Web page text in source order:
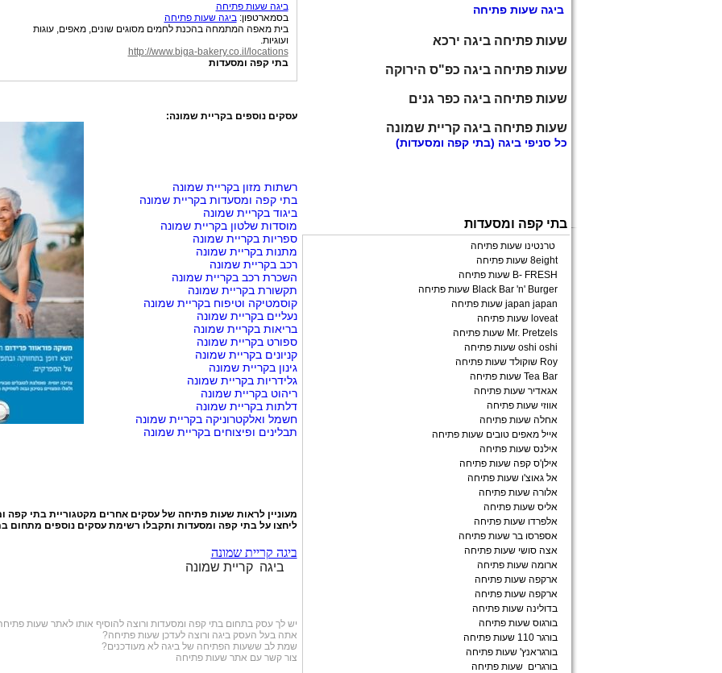
ביגה שעות פתיחה
בסמארטפון:ביגה שעות פתיחה
בית מאפה המתמחה בהכנת לחמים מסוגים שונים, מאפים, עוגות
ועוגיות.
http://www.biga-bakery.co.il/locations
בתי קפה ומסעדות
עסקים נוספים בקריית שמונה:
רשתות מזון בקריית שמונה
בתי קפה ומסעדות בקריית שמונה
ביגוד בקריית שמונה
מוסדות שלטון בקריית שמונה
ספריות בקריית שמונה
מתנות בקריית שמונה
רכב בקריית שמונה
השכרת רכב בקריית שמונה
תקשורת בקריית שמונה
קוסמטיקה וטיפוח בקריית שמונה
נעליים בקריית שמונה
בריאות בקריית שמונה
ספורט בקריית שמונה
קניונים בקריית שמונה
גינון בקריית שמונה
גלידריות בקריית שמונה
ריהוט בקריית שמונה
דלתות בקריית שמונה
חשמל ואלקטרוניקה בקריית שמונה
תבלינים ופיצוחים בקריית שמונה
מעוניין לראות שעות פתיחה של עסקים אחרים מקטגורייתבתי קפה
ליחצו עלבתי קפה ומסעדות ותקבלו רשימת עסקים נוספים מתחום
ביגה קריית שמונה
ביגה קריית שמונה
יש לך עסק בתחוםבתי קפה ומסעדות ורוצה להוסיף אותו לאתר שעות
אתה בעל העסק ביגה ורוצה לעדכן שעות פתיחה?
שמת לב ששעות הפתיחה של ביגה לא מעודכנים?
צור קשר עם אתר שעות פתיחה
ביגה שעות פתיחה
שעות פתיחה ביגה ירכא
שעות פתיחה ביגה כפ"ס הירוקה
שעות פתיחה ביגה כפר גנים
שעות פתיחה ביגה קריית שמונה
כל סניפי ביגה (בתי קפה ומסעדות)
בתי קפה ומסעדות
טרנטינו שעות פתיחה
8eight שעות פתיחה
B- FRESH שעות פתיחה
Black Bar 'n' Burger שעות פתיחה
japan japan שעות פתיחה
loveat שעות פתיחה
Mr. Pretzels שעות פתיחה
oshi oshi שעות פתיחה
Roy שוקולד שעות פתיחה
Tea Bar שעות פתיחה
אגאדיר שעות פתיחה
אווזי שעות פתיחה
אחלה שעות פתיחה
אייל מאפים טובים שעות פתיחה
אילנס שעות פתיחה
אילן'ס קפה שעות פתיחה
אל גאוצ'ו שעות פתיחה
אלורה שעות פתיחה
אליס שעות פתיחה
אלפרדו שעות פתיחה
אספרסו בר שעות פתיחה
אצה סושי שעות פתיחה
ארומה שעות פתיחה
ארקפה שעות פתיחה
ארקפה שעות פתיחה
בדולינה שעות פתיחה
בורגוס שעות פתיחה
בורגר 110 שעות פתיחה
בורגראנץ' שעות פתיחה
בורגרים שעות פתיחה